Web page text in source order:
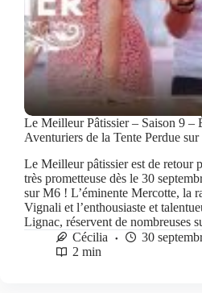
Le Meilleur Pâtissier – Saison 9 –
Aventuriers de la Tente Perdue
Le Meilleur pâtissier est de retour
très prometteuse dès le 30
sur M6 ! L’éminente Mercotte, la
Vignali et l’enthousiaste et
Lignac, réservent de nombreuses
Cécilia
30
2 min